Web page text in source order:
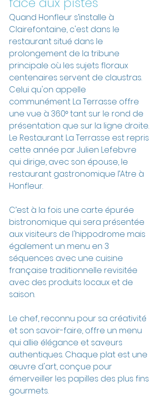
Quand Honfleur s’installe à
Clairefontaine, c'est dans le
restaurant situé dans le
prolongement de la tribune
principale où les sujets floraux
centenaires servent de claustras.
Celui qu'on appelle
communément La Terrasse offre
une vue à 360° tant sur le rond de
présentation que sur la ligne droite.
Le Restaurant La Terrasse est repris
cette année par Julien Lefebvre
qui dirige, avec son épouse, le
restaurant gastronomique l’Atre à
Honfleur.
C’est à la fois une carte épurée
bistronomique qui sera présentée
aux visiteurs de l'hippodrome mais
également un menu en 3
séquences avec une cuisine
française traditionnelle revisitée
avec des produits locaux et de
saison.
Le chef, reconnu pour sa créativité
et son savoir-faire, offre un menu
qui allie élégance et saveurs
authentiques. Chaque plat est une
œuvre d'art, conçue pour
émerveiller les papilles des plus fins
gourmets.